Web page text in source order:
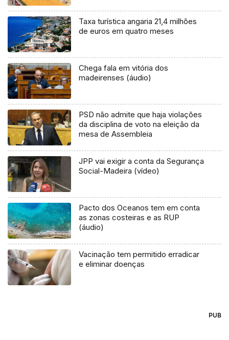
Taxa turística angaria 21,4 milhões
de euros em quatro meses
Chega fala em vitória dos
madeirenses (áudio)
PSD não admite que haja violações
da disciplina de voto na eleição da
mesa de Assembleia
JPP vai exigir a conta da Segurança
Social-Madeira (vídeo)
Pacto dos Oceanos tem em conta
as zonas costeiras e as RUP
(áudio)
Vacinação tem permitido erradicar
e eliminar doenças
PUB